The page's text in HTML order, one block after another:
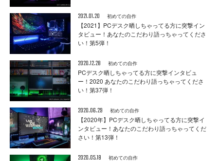
2021.01.20 初めての自作
【2021】PCデスク晒しちゃってる方に突撃イン
タビュー！あなたのこだわり語っちゃってくださ
い！第5弾！
2020.12.28 初めての自作
PCデスク晒しちゃってる方に突撃インタビュ
ー！2020 あなたのこだわり語っちゃってくださ
い！第37弾！
2020.06.29 初めての自作
【2020年】PCデスク晒しちゃってる方に突撃イ
ンタビュー！あなたのこだわり語っちゃってくだ
さい！第13弾！
2020.05.18 初めての自作